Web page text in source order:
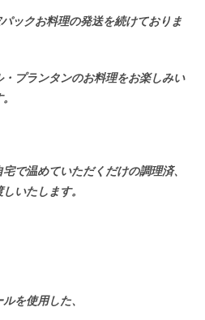
ックお料理の発送を続けておりま
プランタンのお料理をお楽しみい
で温めていただくだけの調理済、
いたします。
を使用した、